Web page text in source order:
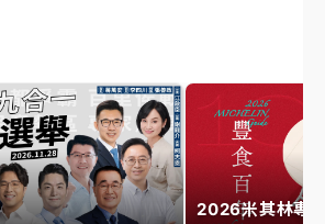
2026米其林專